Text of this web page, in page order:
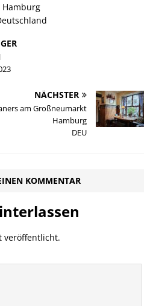
Hamburg
NÄCHSTER
am Großneumarkt
Hamburg
DEU
KOMMENTAR
veröffentlicht.